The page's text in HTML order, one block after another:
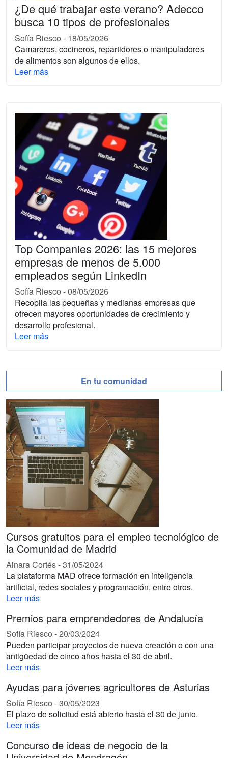
¿De qué trabajar este verano? Adecco
busca 10 tipos de profesionales
Sofía Riesco - 18/05/2026
Camareros, cocineros, repartidores o manipuladores
de alimentos son algunos de ellos.
Leer más
Top Companies 2026: las 15 mejores
empresas de menos de 5.000
empleados según LinkedIn
Sofía Riesco -08/05/2026
Recopila las pequeñas y medianas empresas que
ofrecen mayores oportunidades de crecimiento y
desarrollo profesional.
Leer más
En tu comunidad
Cursos gratuitos para el empleo tecnológico de
la Comunidad de Madrid
Ainara Cortés-31/05/2024
La plataforma MAD ofrece formación en inteligencia
artificial, redes sociales y programación, entre otros.
Leer más
Premios para emprendedores de Andalucía
Sofía Riesco -20/03/2024
Pueden participar proyectos de nueva creación o con una
antigüedad de cinco años hasta el 30 de abril.
Leer más
Ayudas para jóvenes agricultores de Asturias
Sofía Riesco -30/05/2023
El plazo de solicitud está abierto hasta el 30 de junio.
Leer más
Concurso de ideas de negocio de la